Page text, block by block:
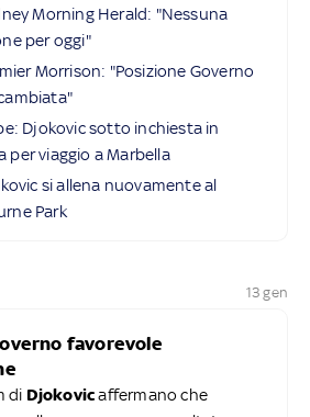
Morning Herald: "Nessuna
per oggi"
Morrison: "Posizione Governo
Djokovic sotto inchiesta in
per viaggio a Marbella
si allena nuovamente al
Park
13 gen
favorevole
di Djokovicaffermano che